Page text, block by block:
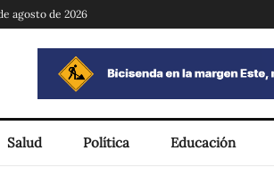
agosto de 2026
Salud Política Educación